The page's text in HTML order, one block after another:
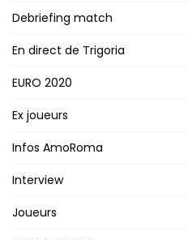
Debriefing match
En direct de Trigoria
EURO 2020
Ex joueurs
Infos AmoRoma
Interview
Joueurs